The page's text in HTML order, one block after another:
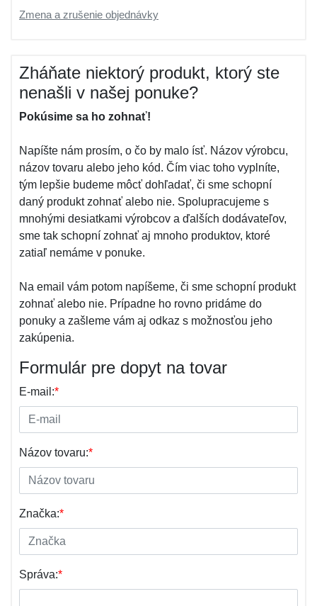
Zmena a zrušenie objednávky
Zháňate niektorý produkt, ktorý ste
nenašli v našej ponuke?
Pokúsime sa ho zohnať!
Napíšte nám prosím, o čo by malo ísť. Názov výrobcu,
názov tovaru alebo jeho kód. Čím viac toho vyplníte,
tým lepšie budeme môcť dohľadať, či sme schopní
daný produkt zohnať alebo nie. Spolupracujeme s
mnohými desiatkami výrobcov a ďalších dodávateľov,
sme tak schopní zohnať aj mnoho produktov, ktoré
zatiaľ nemáme v ponuke.
Na email vám potom napíšeme, či sme schopní produkt
zohnať alebo nie. Prípadne ho rovno pridáme do
ponuky a zašleme vám aj odkaz s možnosťou jeho
zakúpenia.
Formulár pre dopyt na tovar
E-mail:*
Názov tovaru:*
Značka:*
Správa:*